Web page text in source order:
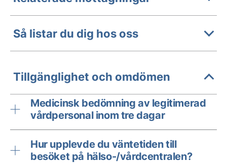
Så listar du dig hos oss
Tillgänglighet och omdömen
Medicinsk bedömning av legitimerad
vårdpersonal inom tre dagar
Hur upplevde du väntetiden till
besöket på hälso-/vårdcentralen?